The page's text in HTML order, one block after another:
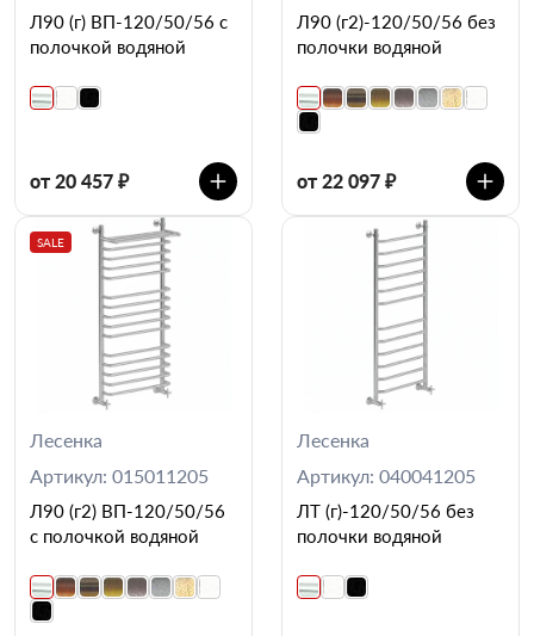
Л90 (г) ВП-120/50/56 с
полочкой водяной
от 20 457 ₽
Л90 (г2)-120/50/56 без
полочки водяной
от 22 097 ₽
SALE
Лесенка
Артикул: 015011205
Л90 (г2) ВП-120/50/56
с полочкой водяной
Лесенка
Артикул: 040041205
ЛТ (г)-120/50/56 без
полочки водяной